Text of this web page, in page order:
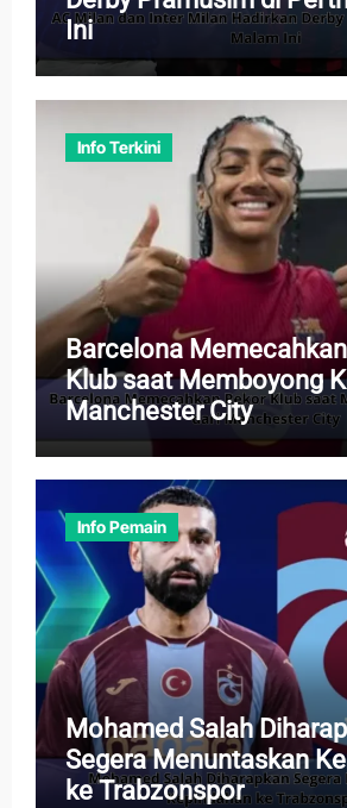
Ini
Info Terkini
Barcelona
Klub saat Memboyong
Manchester City
Info Pemain
Mohamed Salah
Segera Menuntaskan
ke Trabzonspor